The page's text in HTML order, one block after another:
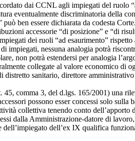
dai CCNL agli impiegati del ruolo
eventualmente discriminatoria della
ben essere dichiarata da codesta Corte.
accessorie “di posizione” e “di
dei ruoli “ad esaurimento”
nessuna analogia potrà
non potrà estendersi per analogia
collegate al valore economico di
sanitario, direttore
comma 3, del d.lgs. 165/2001) una
possono esser concessi solo
collettiva tenendo conto dell’apporto
dalla Amministrazione-datore di
dell’ex IX qualifica